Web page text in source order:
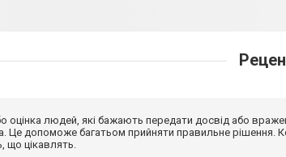
оцінка людей, які бажають передати досвід або
Це допоможе багатьом прийняти правильне рішення.
що цікавлять.